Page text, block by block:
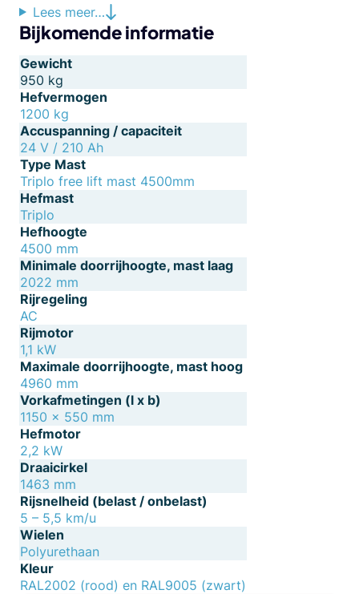
Lees meer…
Bijkomende informatie
Gewicht
950 kg
Hefvermogen
1200 kg
Accuspanning / capaciteit
24 V / 210 Ah
Type Mast
Triplo free lift mast 4500mm
Hefmast
Triplo
Hefhoogte
4500 mm
Minimale doorrijhoogte, mast laag
2022 mm
Rijregeling
AC
Rijmotor
1,1 kW
Maximale doorrijhoogte, mast hoog
4960 mm
Vorkafmetingen (l x b)
1150 x 550 mm
Hefmotor
2,2 kW
Draaicirkel
1463 mm
Rijsnelheid (belast / onbelast)
5 – 5,5 km/u
Wielen
Polyurethaan
Kleur
RAL2002 (rood) en RAL9005 (zwart)